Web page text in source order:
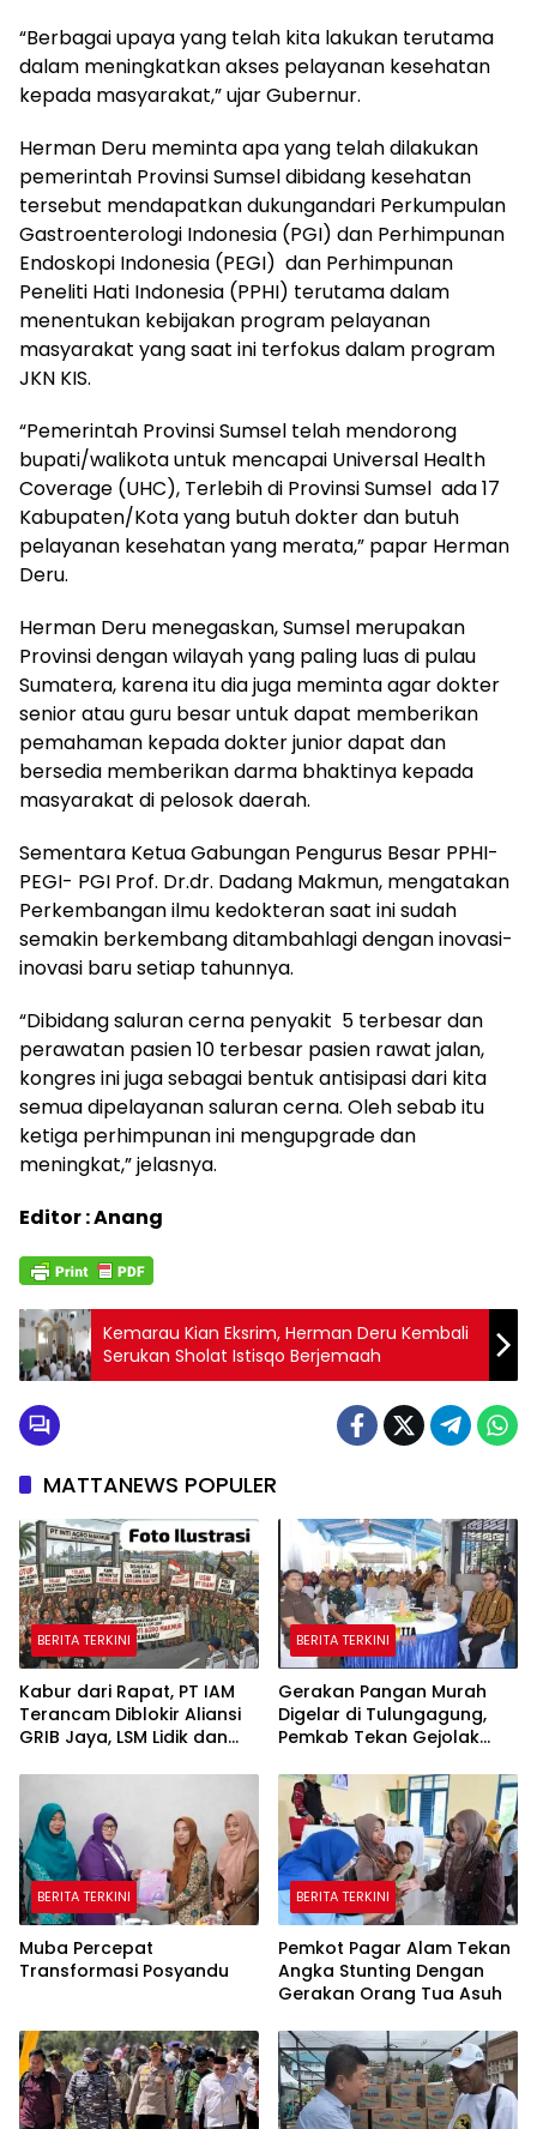
“Berbagai upaya yang telah kita lakukan terutama
dalam meningkatkan akses pelayanan kesehatan
kepada masyarakat,” ujar Gubernur.
Herman Deru meminta apa yang telah dilakukan
pemerintah Provinsi Sumsel dibidang kesehatan
tersebut mendapatkan dukungandari Perkumpulan
Gastroenterologi Indonesia (PGI) dan Perhimpunan
Endoskopi Indonesia (PEGI) dan Perhimpunan
Peneliti Hati Indonesia (PPHI) terutama dalam
menentukan kebijakan program pelayanan
masyarakat yang saat ini terfokus dalam program
JKN KIS.
“Pemerintah Provinsi Sumsel telah mendorong
bupati/walikota untuk mencapai Universal Health
Coverage (UHC), Terlebih di Provinsi Sumsel ada 17
Kabupaten/Kota yang butuh dokter dan butuh
pelayanan kesehatan yang merata,” papar Herman
Deru.
Herman Deru menegaskan, Sumsel merupakan
Provinsi dengan wilayah yang paling luas di pulau
Sumatera, karena itu dia juga meminta agar dokter
senior atau guru besar untuk dapat memberikan
pemahaman kepada dokter junior dapat dan
bersedia memberikan darma bhaktinya kepada
masyarakat di pelosok daerah.
Sementara Ketua Gabungan Pengurus Besar PPHI-
PEGI- PGI Prof. Dr.dr. Dadang Makmun, mengatakan
Perkembangan ilmu kedokteran saat ini sudah
semakin berkembang ditambahlagi dengan inovasi-
inovasi baru setiap tahunnya.
“Dibidang saluran cerna penyakit 5 terbesar dan
perawatan pasien 10 terbesar pasien rawat jalan,
kongres ini juga sebagai bentuk antisipasi dari kita
semua dipelayanan saluran cerna. Oleh sebab itu
ketiga perhimpunan ini mengupgrade dan
meningkat,” jelasnya.
Editor : Anang
Kemarau Kian Eksrim, Herman Deru Kembali
Serukan Sholat Istisqo Berjemaah
MATTANEWS POPULER
BERITA TERKINI
Kabur dari Rapat, PT IAM
Terancam Diblokir Aliansi
GRIB Jaya, LSM Lidik dan
BERITA TERKINI
Gerakan Pangan Murah
Digelar di Tulungagung,
Pemkab Tekan Gejolak
Warga
BERITA TERKINI
Muba Percepat
Transformasi Posyandu
BERITA TERKINI
Pemkot Pagar Alam Tekan
Angka Stunting Dengan
Gerakan Orang Tua Asuh